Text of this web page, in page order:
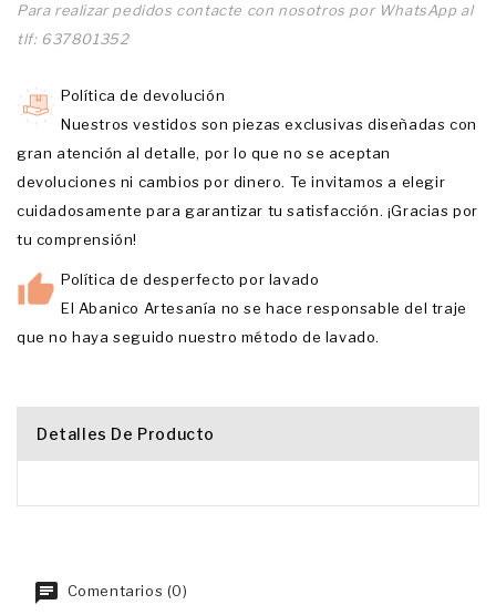
Para realizar pedidos contacte con nosotros por WhatsApp al
tlf: 637801352
Política de devolución
Nuestros vestidos son piezas exclusivas diseñadas con
gran atención al detalle, por lo que no se aceptan
devoluciones ni cambios por dinero. Te invitamos a elegir
cuidadosamente para garantizar tu satisfacción. ¡Gracias por
tu comprensión!
Política de desperfecto por lavado
El Abanico Artesanía no se hace responsable del traje
que no haya seguido nuestro método de lavado.
Detalles De Producto
Comentarios (0)